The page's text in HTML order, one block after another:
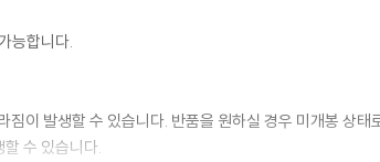
능합니다.
이 발생할 수 있습니다. 반품을 원하실 경우 미개봉 상태
수 있습니다.